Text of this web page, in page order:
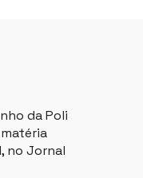
da Poli
no Jornal